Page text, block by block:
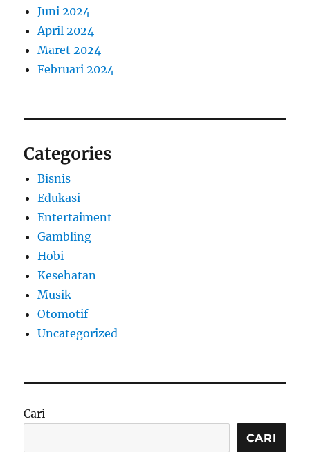
Juni 2024
April 2024
Maret 2024
Februari 2024
Categories
Bisnis
Edukasi
Entertaiment
Gambling
Hobi
Kesehatan
Musik
Otomotif
Uncategorized
Cari
CARI